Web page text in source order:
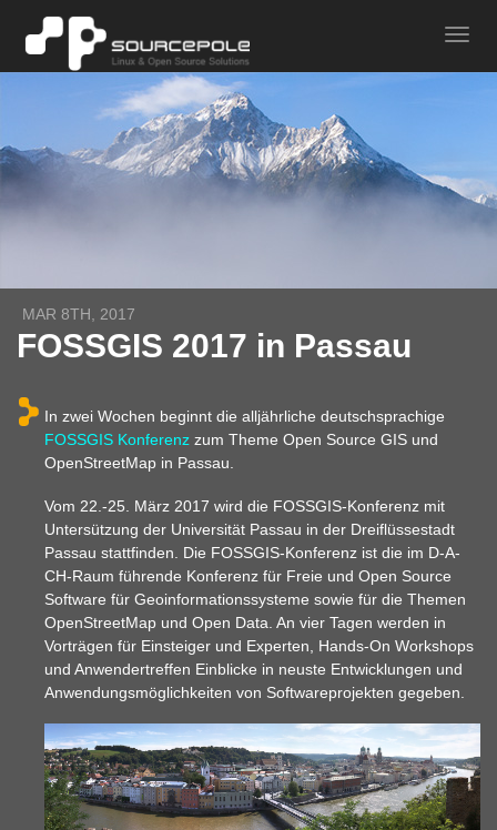
MAR 8TH, 2017
FOSSGIS 2017 in Passau
In zwei Wochen beginnt die alljährliche deutschsprachige
FOSSGIS Konferenz zum Theme Open Source GIS und
OpenStreetMap in Passau.
Vom 22.-25. März 2017 wird die FOSSGIS-Konferenz mit
Untersützung der Universität Passau in der Dreiflüssestadt
Passau stattfinden. Die FOSSGIS-Konferenz ist die im D-A-
CH-Raum führende Konferenz für Freie und Open Source
Software für Geoinformationssysteme sowie für die Themen
OpenStreetMap und Open Data. An vier Tagen werden in
Vorträgen für Einsteiger und Experten, Hands-On Workshops
und Anwendertreffen Einblicke in neuste Entwicklungen und
Anwendungsmöglichkeiten von Softwareprojekten gegeben.